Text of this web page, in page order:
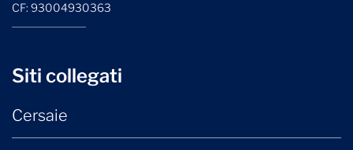
CF: 93004930363
Siti collegati
Cersaie